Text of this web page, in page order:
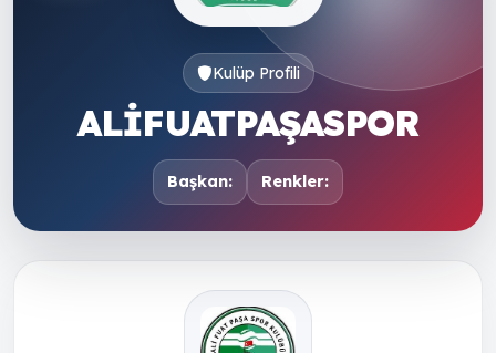
Kulüp Profili
ALİFUATPAŞASPOR
Başkan: Renkler: